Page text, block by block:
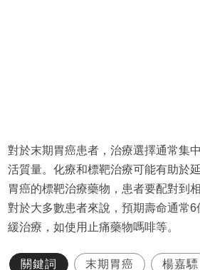
對於末期胃癌患者，治療選擇通常集
活質量。化療和標靶治療可能有助於
胃癌的標靶治療藥物，患者要配對到
對於大多數患者來說，預期壽命通常
緩治療，如使用止痛藥物嗎啡等。
關鍵詞 末期胃癌 楊嘉驃